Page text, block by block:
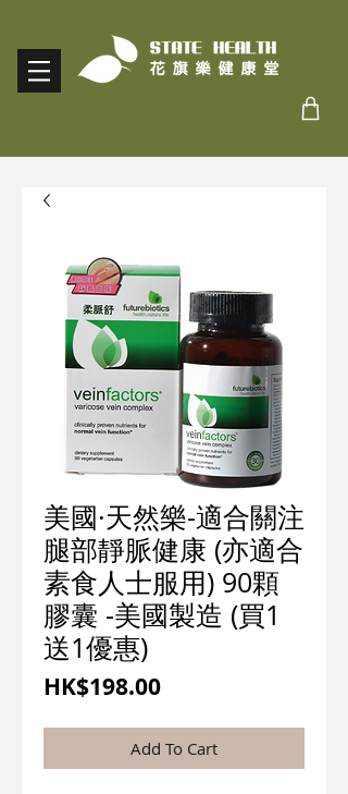
美國·天然樂-適合關注
腿部靜脈健康 (亦適合
素食人士服用) 90顆
膠囊 -美國製造 (買1
送1優惠)
HK$198.00價
Add To Cart